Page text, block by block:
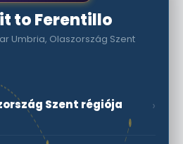
to Ferentillo
Umbria, Olaszország Szent
Szent régiója ›